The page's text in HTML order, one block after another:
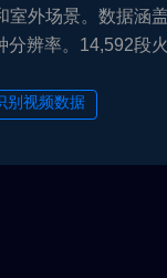
室外场景。数据涵
辨率。14,592段
别视频数据